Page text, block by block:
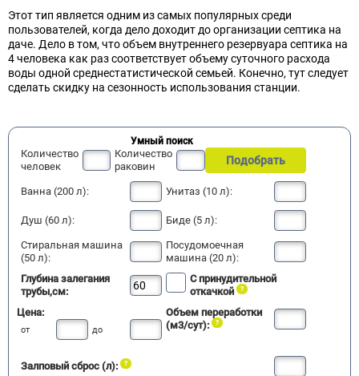
Этот тип является одним из самых популярных среди
пользователей, когда дело доходит до организации септика на
даче. Дело в том, что объем внутреннего резервуара септика на
4 человека как раз соответствует объему суточного расхода
воды одной среднестатистической семьей. Конечно, тут следует
сделать скидку на сезонность использования станции.
Умный поиск
Количество
человек
Количество
раковин
Подобрать
Ванна (200 л): Унитаз (10 л):
Душ (60 л): Биде (5 л):
Стиральная машина
(50 л):
Посудомоечная
машина (20 л):
Глубина залегания
трубы,см:
С принудительной
откачкой
Цена:
от до
Объем переработки
(м3/сут):
Залповый сброс (л):